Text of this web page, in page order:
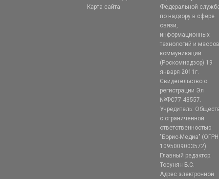
Карта сайта
Федеральной
по надзору в сфере
связи,
информационных
технологий и
коммуникаций
(Роскомнадзор) 19
января 2011г.
Свидетельство о
регистрации Эл
№ФС77-43557.
Учредитель:
с ограниченной
ответственностью
"Борис-Медиа" (ОГРН
1095009003572)
Главный редактор:
Тосунян Б.С.
Адрес электронной